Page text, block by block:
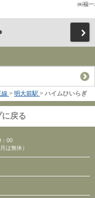
㈱福一
線 > 明大前駅 > ハイムひいらぎ
戻る
00
は無休）